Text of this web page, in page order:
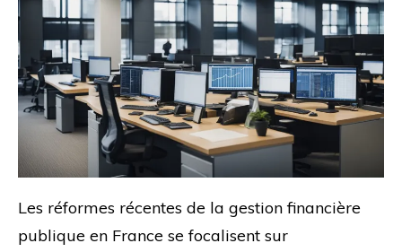
Les réformes récentes de la gestion financière
publique en France se focalisent sur